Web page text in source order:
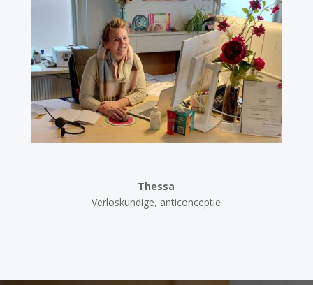
Thessa
Verloskundige, anticonceptie